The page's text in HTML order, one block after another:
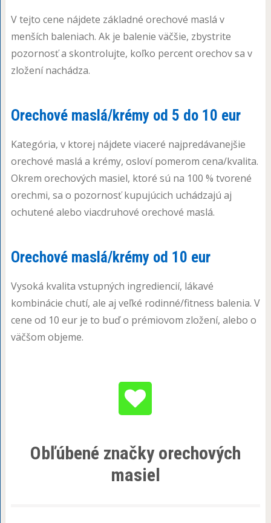
V tejto cene nájdete základné orechové maslá v
menších baleniach. Ak je balenie väčšie, zbystrite
pozornosť a skontrolujte, koľko percent orechov sa v
zložení nachádza.
Orechové maslá/krémy od 5 do 10 eur
Kategória, v ktorej nájdete viaceré najpredávanejšie
orechové maslá a krémy, osloví pomerom cena/kvalita.
Okrem orechových masiel, ktoré sú na 100 % tvorené
orechmi, sa o pozornosť kupujúcich uchádzajú aj
ochutené alebo viacdruhové orechové maslá.
Orechové maslá/krémy od 10 eur
Vysoká kvalita vstupných ingrediencií, lákavé
kombinácie chutí, ale aj veľké rodinné/fitness balenia. V
cene od 10 eur je to buď o prémiovom zložení, alebo o
väčšom objeme.
Obľúbené značky orechových
masiel